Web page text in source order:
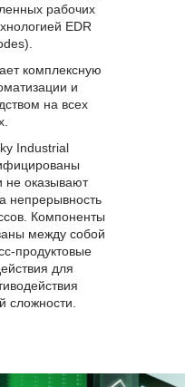
рабочих
EDR
комплексную
и
на всех
Industrial
оказывают
непрерывность
Компоненты
между собой
продуктовые
для
сложности.